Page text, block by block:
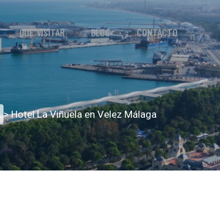
QUÉ VISITAR BLOG CONTACTO
> Hotel La Viñuela en Velez Málaga